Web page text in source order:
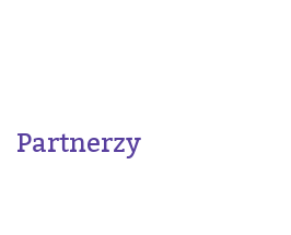
Partnerzy